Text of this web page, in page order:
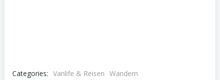
Categories: Vanlife & Reisen Wandern